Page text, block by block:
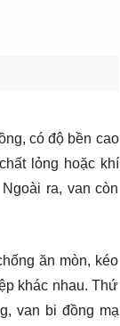
có độ bền cao
lỏng hoặc khí
ra, van còn
ăn mòn, kéo
khác nhau. Thứ
van bi đồng mạ